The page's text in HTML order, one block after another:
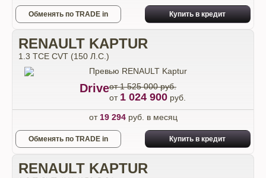
Обменять по TRADE in Купить в кредит
RENAULT KAPTUR
1.3 TCE CVT (150 Л.С.)
Driveот 1 525 000 руб.
от 1 024 900 руб.
от 19 294руб. в месяц
Обменять по TRADE in Купить в кредит
RENAULT KAPTUR